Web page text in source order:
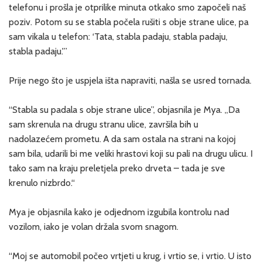
telefonu i prošla je otprilike minuta otkako smo započeli naš
poziv. Potom su se stabla počela rušiti s obje strane ulice, pa
sam vikala u telefon: ‘Tata, stabla padaju, stabla padaju,
stabla padaju.'”
Prije nego što je uspjela išta napraviti, našla se usred tornada.
“Stabla su padala s obje strane ulice”, objasnila je Mya. „Da
sam skrenula na drugu stranu ulice, završila bih u
nadolazećem prometu. A da sam ostala na strani na kojoj
sam bila, udarili bi me veliki hrastovi koji su pali na drugu ulicu. I
tako sam na kraju preletjela preko drveta – tada je sve
krenulo nizbrdo.“
Mya je objasnila kako je odjednom izgubila kontrolu nad
vozilom, iako je volan držala svom snagom.
“Moj se automobil počeo vrtjeti u krug, i vrtio se, i vrtio. U isto